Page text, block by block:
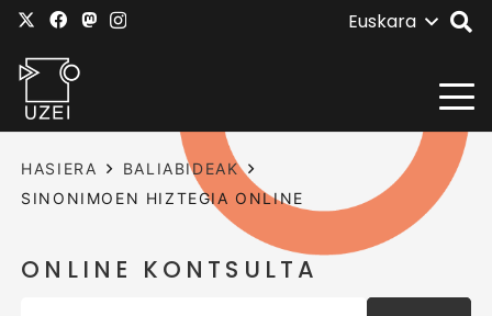
Euskara
HASIERA
BALIABIDEAK
SINONIMOEN HIZTEGIA ONLINE
ONLINE KONTSULTA